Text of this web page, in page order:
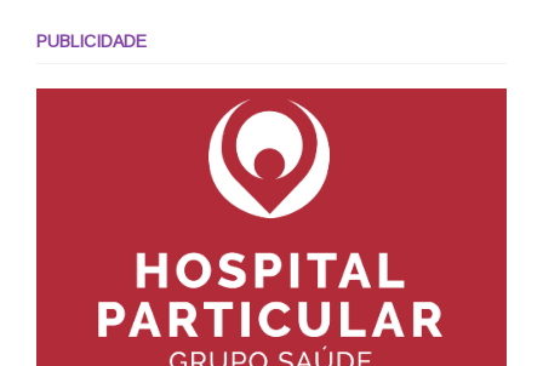
PUBLICIDADE